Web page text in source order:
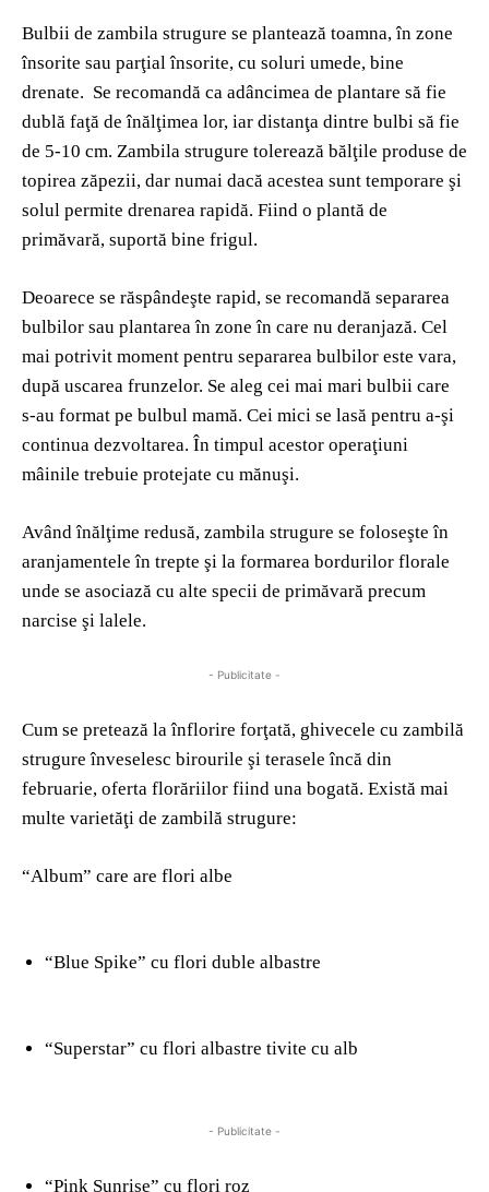
Bulbii de zambila strugure se plantează toamna, în zone
însorite sau parţial însorite, cu soluri umede, bine
drenate. Se recomandă ca adâncimea de plantare să fie
dublă faţă de înălţimea lor, iar distanţa dintre bulbi să fie
de 5-10 cm. Zambila strugure tolerează bălţile produse de
topirea zăpezii, dar numai dacă acestea sunt temporare şi
solul permite drenarea rapidă. Fiind o plantă de
primăvară, suportă bine frigul.
Deoarece se răspândeşte rapid, se recomandă separarea
bulbilor sau plantarea în zone în care nu deranjază. Cel
mai potrivit moment pentru separarea bulbilor este vara,
după uscarea frunzelor. Se aleg cei mai mari bulbii care
s-au format pe bulbul mamă. Cei mici se lasă pentru a-şi
continua dezvoltarea. În timpul acestor operaţiuni
mâinile trebuie protejate cu mănuşi.
Având înălţime redusă, zambila strugure se foloseşte în
aranjamentele în trepte şi la formarea bordurilor florale
unde se asociază cu alte specii de primăvară precum
narcise şi lalele.
- Publicitate -
Cum se pretează la înflorire forţată, ghivecele cu zambilă
strugure înveselesc birourile şi terasele încă din
februarie, oferta florăriilor fiind una bogată. Există mai
multe varietăţi de zambilă strugure:
“Album” care are flori albe
“Blue Spike” cu flori duble albastre
“Superstar” cu flori albastre tivite cu alb
- Publicitate -
“Pink Sunrise” cu flori roz